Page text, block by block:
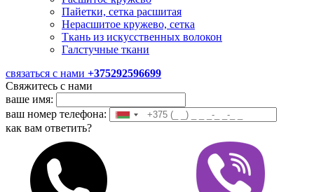
Пайетки, сетка расшитая
Нерасшитое кружево, сетка
Ткань из искусственных волокон
Галстучные ткани
связаться с нами +375292596699
Свяжитесь с нами
ваше имя:
ваш номер телефона:
как вам ответить?